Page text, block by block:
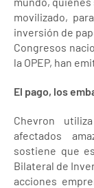
movilizado,
inversión de
Congresos
la OPEP, han
El pago, los
Chevron
afectados
sostiene que
Bilateral de
acciones